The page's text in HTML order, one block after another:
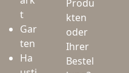
t
Gar
ten
Ha
Produ
kten
oder
Ihrer
Bestel